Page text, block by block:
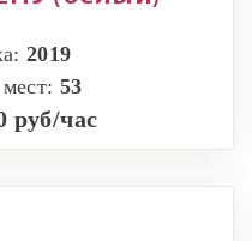
2019
53
руб/час